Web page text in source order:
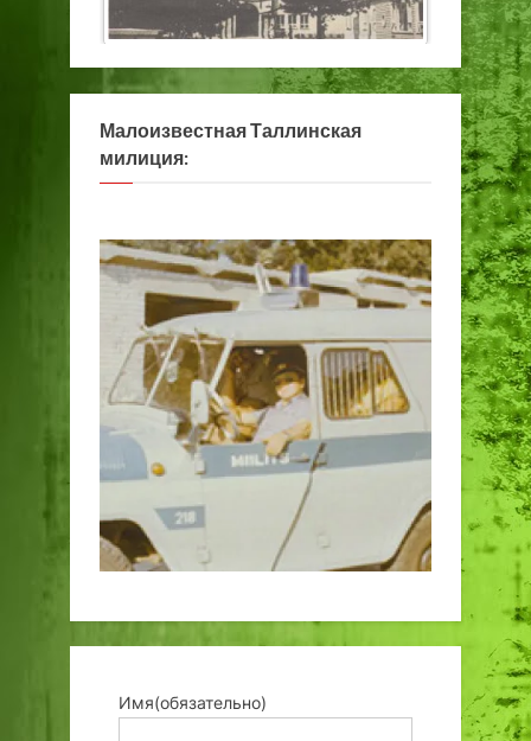
Малоизвестная Таллинская
милиция:
Имя(обязательно)